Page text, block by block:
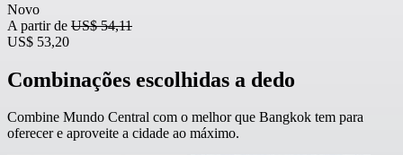
Novo
A partir de US$ 54,11
US$ 53,20
Combinações escolhidas a dedo
Combine Mundo Central com o melhor que Bangkok tem para
oferecer e aproveite a cidade ao máximo.